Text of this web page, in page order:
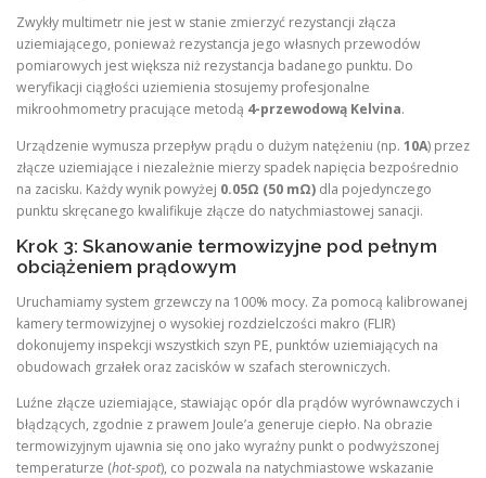
Zwykły multimetr nie jest w stanie zmierzyć rezystancji złącza
uziemiającego, ponieważ rezystancja jego własnych przewodów
pomiarowych jest większa niż rezystancja badanego punktu. Do
weryfikacji ciągłości uziemienia stosujemy profesjonalne
mikroohmometry pracujące metodą 4-przewodową Kelvina.
Urządzenie wymusza przepływ prądu o dużym natężeniu (np. 10A) przez
złącze uziemiające i niezależnie mierzy spadek napięcia bezpośrednio
na zacisku. Każdy wynik powyżej 0.05Ω (50 mΩ) dla pojedynczego
punktu skręcanego kwalifikuje złącze do natychmiastowej sanacji.
Krok 3: Skanowanie termowizyjne pod pełnym
obciążeniem prądowym
Uruchamiamy system grzewczy na 100% mocy. Za pomocą kalibrowanej
kamery termowizyjnej o wysokiej rozdzielczości makro (FLIR)
dokonujemy inspekcji wszystkich szyn PE, punktów uziemiających na
obudowach grzałek oraz zacisków w szafach sterowniczych.
Luźne złącze uziemiające, stawiając opór dla prądów wyrównawczych i
błądzących, zgodnie z prawem Joule’a generuje ciepło. Na obrazie
termowizyjnym ujawnia się ono jako wyraźny punkt o podwyższonej
temperaturze (hot-spot), co pozwala na natychmiastowe wskazanie